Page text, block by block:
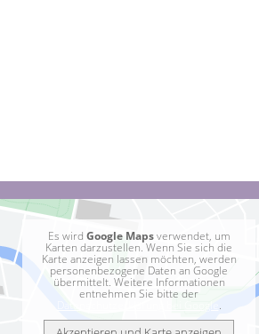
Es wird Google Mapsverwendet, um
Karten darzustellen. Wenn Sie sich die
Karte anzeigen lassen möchten, werden
personenbezogene Daten an Google
übermittelt. Weitere Informationen
entnehmen Sie bitte der
.